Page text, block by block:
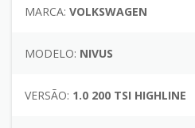
MARCA: VOLKSWAGEN
MODELO: NIVUS
VERSÃO: 1.0 200 TSI HIGHLINE